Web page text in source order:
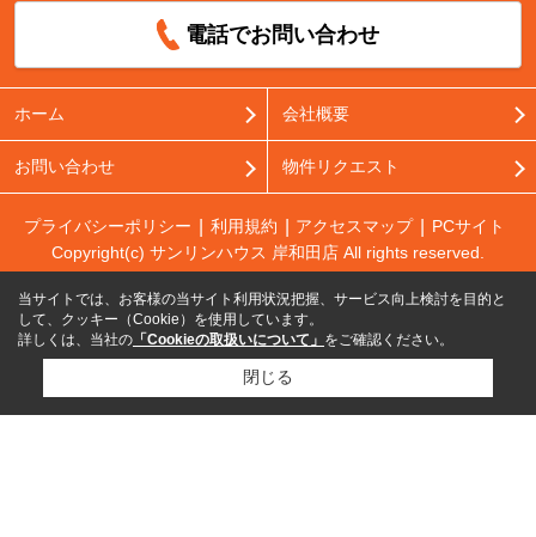
電話でお問い合わせ
ホーム 会社概要
お問い合わせ 物件リクエスト
プライバシーポリシー 利用規約 アクセスマップ
PCサイト
Copyright(c) サンリンハウス 岸和田店 All rights reserved.
当サイトでは、お客様の当サイト利用状況把握、サービス向上検討を目的と
して、クッキー（Cookie）を使用しています。
詳しくは、当社の 「Cookieの取扱いについて」 をご確認ください。
閉じる